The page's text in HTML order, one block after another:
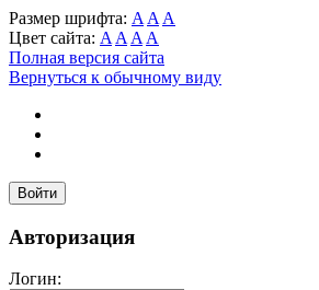
Размер шрифта: A A A
Цвет сайта: A A A A
Полная версия сайта
Вернуться к обычному виду
Войти
Авторизация
Логин: